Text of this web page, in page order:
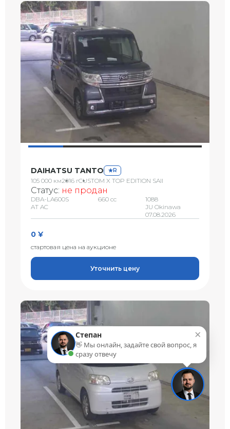
DAIHATSU TANTO R
105 000 км2016 гCUSTOM X TOP EDITION SAII
Статус: не продан
DBA-LA600S
AT AC
660 сс
1088
JU Okinawa
07.08.2026
0 ¥
стартовая цена на аукционе
Уточнить цену
×
Степан
👋 Мы онлайн, задайте свой вопрос, я
сразу отвечу